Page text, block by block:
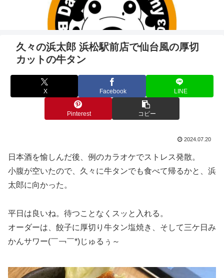
久々の浜太郎 浜松駅前店で仙台風の厚切
カットの牛タン
X Facebook LINE
Pinterest コピー
2024.07.20
日本酒を愉しんだ後、例のカラオケでストレス発散。
小腹が空いたので、久々に牛タンでも食べて帰るかと、浜
太郎に向かった。
平日は良いね。待つことなくスッと入れる。
オーダーは、餃子に厚切り牛タン塩焼き、そして三ケ日み
かんサワー(￣￢￣*)じゅるぅ～